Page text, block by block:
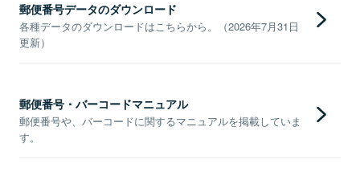
郵便番号データのダウンロード
各種データのダウンロードはこちらから。（2026年7月31日
更新）
郵便番号・バーコードマニュアル
郵便番号や、バーコードに関するマニュアルを掲載していま
す。